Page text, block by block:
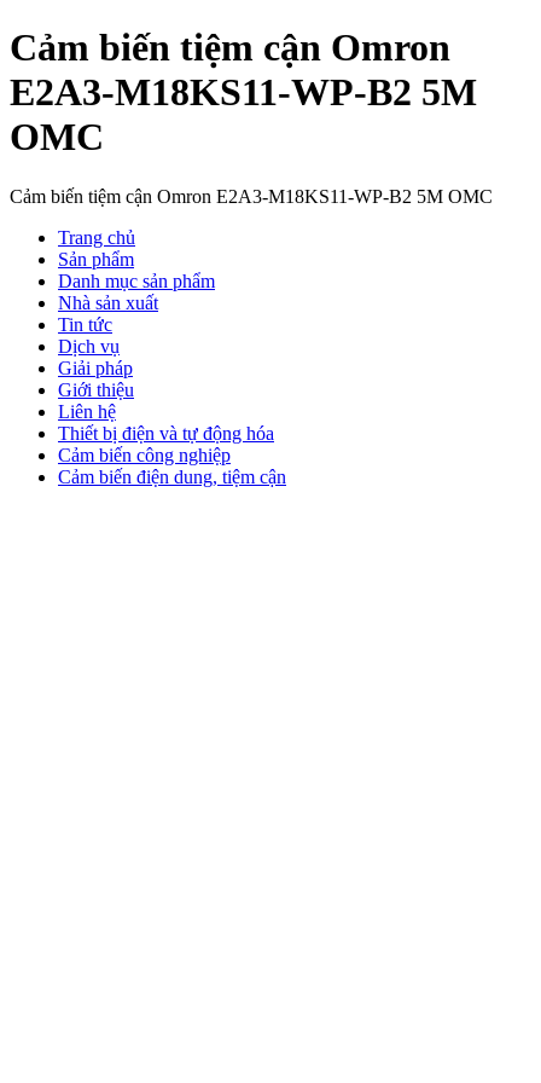
Cảm biến tiệm cận Omron
E2A3-M18KS11-WP-B2 5M
OMC
Cảm biến tiệm cận Omron E2A3-M18KS11-WP-B2 5M OMC
Trang chủ
Sản phẩm
Danh mục sản phẩm
Nhà sản xuất
Tin tức
Dịch vụ
Giải pháp
Giới thiệu
Liên hệ
Thiết bị điện và tự động hóa
Cảm biến công nghiệp
Cảm biến điện dung, tiệm cận